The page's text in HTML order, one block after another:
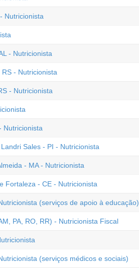
Nutricionista
- Nutricionista
- Nutricionista
- Nutricionista
Nutricionista
Sales - PI - Nutricionista
- MA - Nutricionista
Fortaleza - CE - Nutricionista
(serviços de apoio à educação)
PA, RO, RR) - Nutricionista Fiscal
(serviços médicos e sociais)